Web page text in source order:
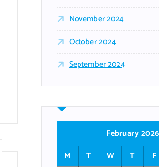
November 2024
October 2024
September 2024
February 2026
M
T W T F